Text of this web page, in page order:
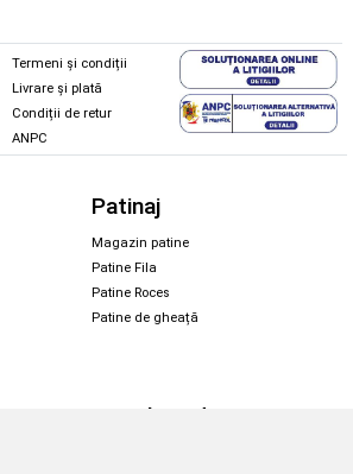
Termeni și condiții
Livrare și plată
Condiții de retur
ANPC
Patinaj
Magazin patine
Patine Fila
Patine Roces
Patine de gheață
Snowboard